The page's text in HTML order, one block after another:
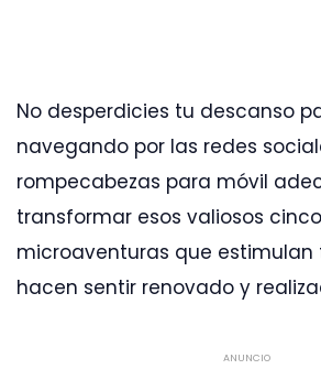
No desperdicies tu descanso
navegando por las redes
rompecabezas para móvil
transformar esos valiosos
microaventuras que
hacen sentir renovado y
ANUNCIO